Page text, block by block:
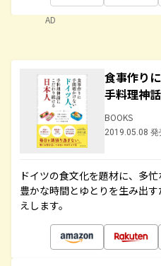
AD
食事作り
手料理神
BOOKS
2019.05.08 発
ドイツの食文化を題材に、多
豊かな時間とゆとりを生み出
えします。